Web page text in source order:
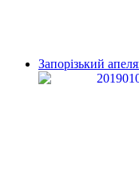
Запорізький